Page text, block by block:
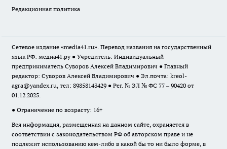
Редакционная политика
Сетевое издание «media41.ru». Перевод названия на государственный
язык РФ: медиа41.ру ● Учредитель: Индивидуальный
предприниматель Суворов Алексей Владимирович ● Главный
редактор: Суворов Алексей Владимирович ● Эл.почта: kreol-
agra@yandex.ru, тел: 89858143429 ● Рег. № ЭЛ № ФС 77 – 90420 от
01.12.2025.
● Ограничение по возрасту: 16+
Вся информация, размещенная на данном сайте, охраняется в
соответствии с законодательством РФ об авторском праве и не
подлежит использованию кем-либо в какой бы то ни было форме, в